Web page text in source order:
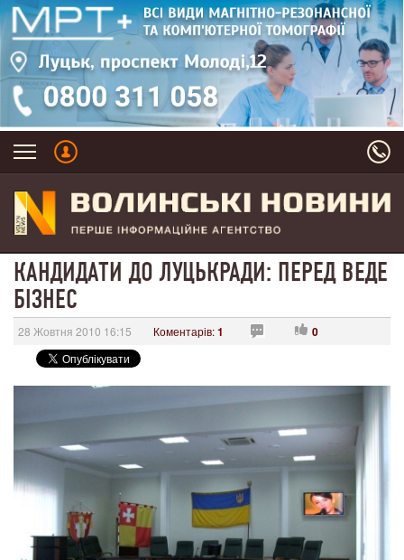
КАНДИДАТИ ДО ЛУЦЬКРАДИ: ПЕРЕД ВЕДЕ
БІЗНЕС
28 Жовтня 2010 16:15 Коментарів:1 0